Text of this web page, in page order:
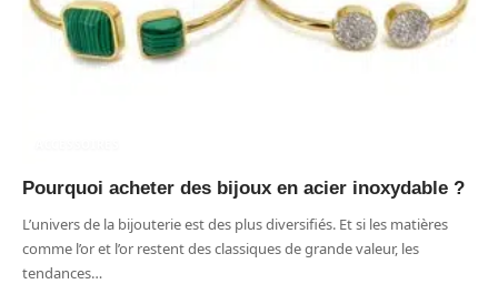
Pourquoi acheter des bijoux en acier inoxydable ?
L’univers de la bijouterie est des plus diversifiés. Et si les matières
comme l’or et l’or restent des classiques de grande valeur, les
tendances…